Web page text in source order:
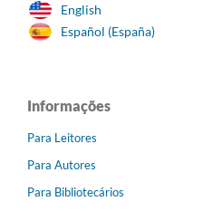
English
Español (España)
Informações
Para Leitores
Para Autores
Para Bibliotecários